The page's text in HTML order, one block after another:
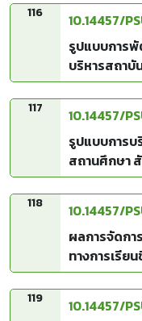
116 10.14457/
รูปแบบการ
บริหารสถา
117 10.14457/
รูปแบบการบ
สถานศึกษา
ประถมศึกษา
118 10.14457/
ผลการจัดกา
ทางการเรีย
วิทยาศาสตร์
วิทยาศาสต
119 10.14457/